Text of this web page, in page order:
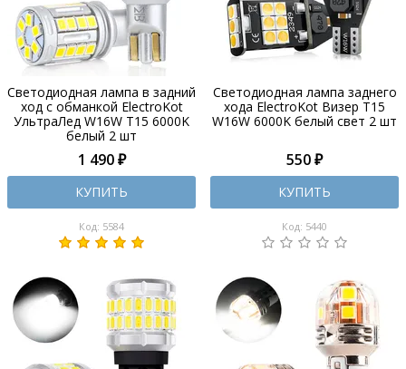
Светодиодная лампа в задний
ход с обманкой ElectroKot
УльтраЛед W16W T15 6000K
белый 2 шт
1 490 ₽
КУПИТЬ
Код: 5584
Светодиодная лампа заднего
хода ElectroKot Визер T15
W16W 6000K белый свет 2 шт
550 ₽
КУПИТЬ
Код: 5440